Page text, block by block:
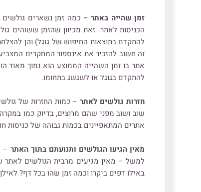
זמן שהייה באתר– כמה זמן נשארים גולשים
הכניסות לאתר. זאת מכיוון שהזמן ששוהים
להתקדם בתוצאות החיפוש של גוגל) והן
אתר בו זמן השהייה הממוצע הוא נמוך
להתקדם בגוגל או לשגשג בתחומו.
חזרות גולשים לאתר– כמות החזרות של
שוב ושוב מפני שהם מרוצים, בדיוק כמו
אתרים המתאפיינים בכמות גבוהה של כניסות
מאין הגיעו הגולשים ותנועתם בתוך האתר –
למשל – מאין מגיעים מרבית הגולשים לאתר
באילו דפים ביקרו וכמה זמן שהו בכל דף?